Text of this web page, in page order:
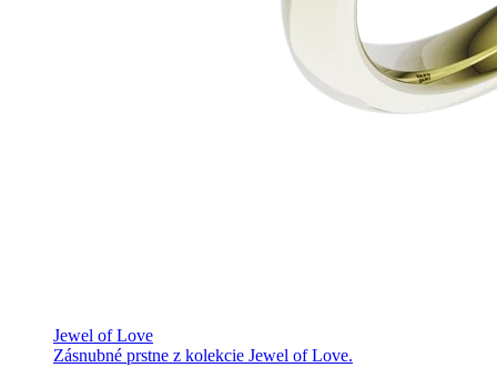
Jewel of Love
Zásnubné prstne z kolekcie Jewel of Love.